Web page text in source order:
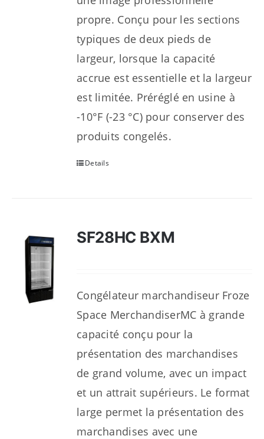
propre. Conçu pour les sections
typiques de deux pieds de
largeur, lorsque la capacité
accrue est essentielle et la largeur
est limitée. Préréglé en usine à
-10°F (-23 °C) pour conserver des
produits congelés.
Details
SF28HC BXM
Congélateur marchandiseur Froze
Space MerchandiserMC à grande
capacité conçu pour la
présentation des marchandises
de grand volume, avec un impact
et un attrait supérieurs. Le format
large permet la présentation des
marchandises avec une